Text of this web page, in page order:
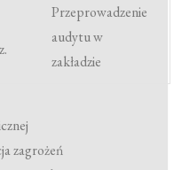
Przeprowadzenie
audytu w
zakładzie
zagrożeń